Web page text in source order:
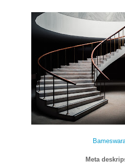
Meta